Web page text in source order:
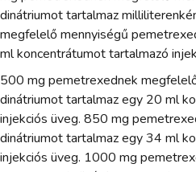
dinátriumot tartalmaz
megfelelő mennyiségű
ml koncentrátumot tartalmazó
500 mg pemetrexednek
dinátriumot tartalmaz egy 20 ml
injekciós üveg. 850 mg
dinátriumot tartalmaz egy 34 ml
injekciós üveg. 1000 mg